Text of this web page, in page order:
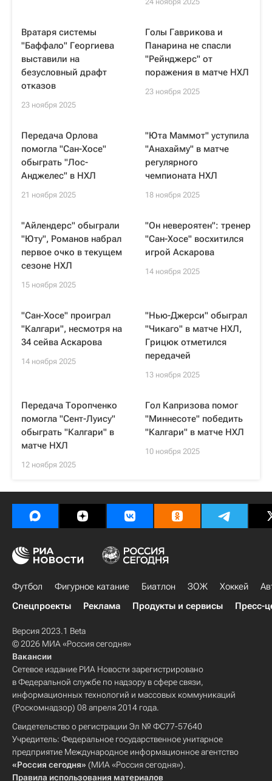
Вратаря системы
"Баффало" Георгиева
выставили на
безусловный драфт
отказов
23 ноября 2025
Голы Гаврикова и
Панарина не спасли
"Рейнджерс" от
поражения в матче НХЛ
23 ноября 2025
Передача Орлова
помогла "Сан-Хосе"
обыграть "Лос-
Анджелес" в НХЛ
21 ноября 2025
"Юта Маммот" уступила
"Анахайму" в матче
регулярного
чемпионата НХЛ
18 ноября 2025
"Айлендерс" обыграли
"Юту", Романов набрал
первое очко в текущем
сезоне НХЛ
15 ноября 2025
"Он невероятен": тренер
"Сан-Хосе" восхитился
игрой Аскарова
14 ноября 2025
"Сан-Хосе" проиграл
"Калгари", несмотря на
34 сейва Аскарова
14 ноября 2025
"Нью-Джерси" обыграл
"Чикаго" в матче НХЛ,
Грицюк отметился
передачей
13 ноября 2025
Передача Торопченко
помогла "Сент-Луису"
обыграть "Калгари" в
матче НХЛ
12 ноября 2025
Гол Капризова помог
"Миннесоте" победить
"Калгари" в матче НХЛ
10 ноября 2025
Футбол Фигурное катание Биатлон ЗОЖ Хоккей
Спецпроекты
Реклама Продукты и сервисы Пресс-
Версия 2023.1 Beta
© 2026 МИА «Россия сегодня»
Вакансии
Сетевое издание РИА Новости зарегистрировано
в Федеральной службе по надзору в сфере связи,
информационных технологий и массовых коммуникаций
(Роскомнадзор) 08 апреля 2014 года.
Свидетельство о регистрации Эл № ФС77-57640
Учредитель: Федеральное государственное унитарное
предприятие Международное информационное агентство
«Россия сегодня» (МИА «Россия сегодня»).
Правила использования материалов